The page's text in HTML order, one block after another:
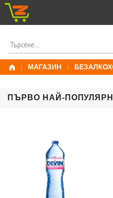
Skip
ПОТЪРСИ
ЗА:
| МАГАЗИН |
ПЪРВО НАЙ-